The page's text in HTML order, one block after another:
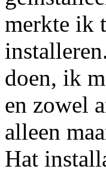
merkte ik
doen, ik
en zowel
alleen
Hat